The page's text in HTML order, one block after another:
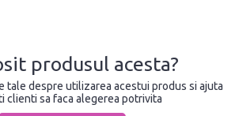
produsul acesta?
tale despre utilizarea acestui produs si ajuta
clienti sa faca alegerea potrivita